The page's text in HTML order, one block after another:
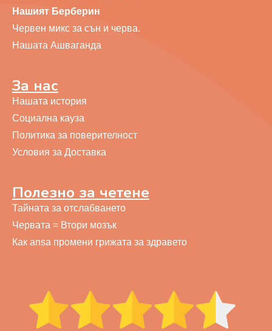
Нашият Берберин
Червен микс за сън и черва.
Нашата Ашваганда
За нас
Нашата история
Социална кауза
Политика за поверителност
Условия за Доставка
Полезно за четене
Тайната за отслабването
Червата = Втори мозък
Как ansa промени грижата за здравето